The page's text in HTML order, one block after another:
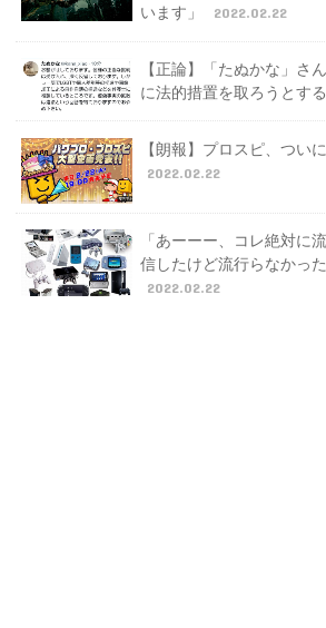
います」
2022.02.22
【正論】「たぬかな」さ
に法的措置を取ろうとする
【朗報】プロスピ、つい
2022.02.22
「あーーー、コレ絶対に
信したけど流行らなかっ
2022.02.22